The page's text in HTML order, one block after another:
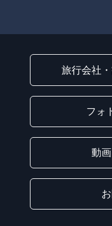
旅行会社
フォ
動